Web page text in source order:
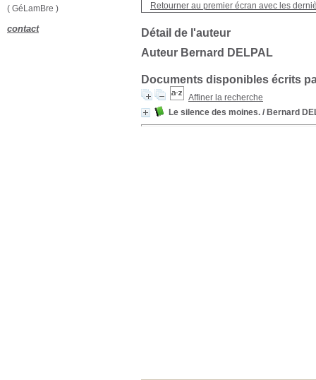
Retourner au premier écran avec les
Détail de l'auteur
Auteur Bernard DELPAL
Documents disponibles écrits
Affiner la recherche
Le silence des moines. / Bernard
( GéLamBre )
contact